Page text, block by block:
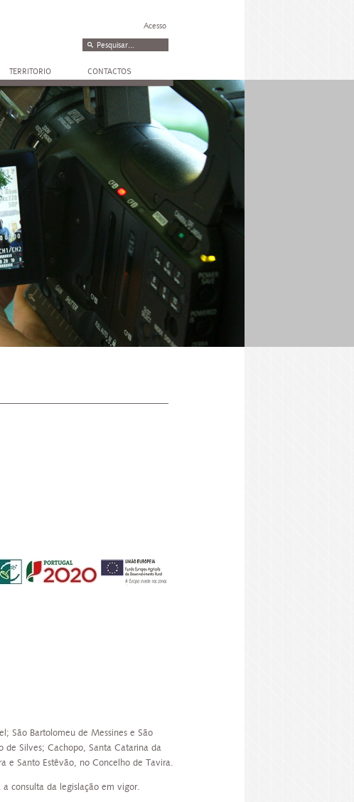
Acesso
TERRITORIO CONTACTOS
São Bartolomeu de Messines e São
de Silves; Cachopo, Santa Catarina da
e Santo Estêvão, no Concelho de Tavira.
a consulta da legislação em vigor.